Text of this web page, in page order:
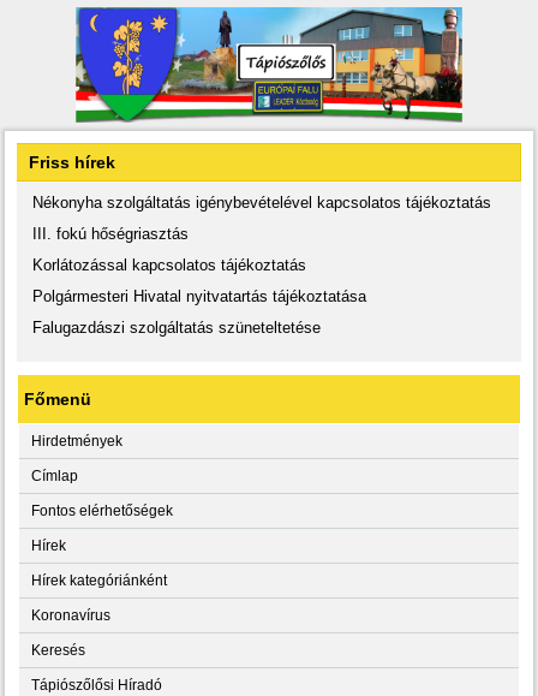
Friss hírek
Nékonyha szolgáltatás igénybevételével kapcsolatos tájékoztatás
III. fokú hőségriasztás
Korlátozással kapcsolatos tájékoztatás
Polgármesteri Hivatal nyitvatartás tájékoztatása
Falugazdászi szolgáltatás szüneteltetése
Főmenü
Hirdetmények
Címlap
Fontos elérhetőségek
Hírek
Hírek kategóriánként
Koronavírus
Keresés
Tápiószőlősi Híradó